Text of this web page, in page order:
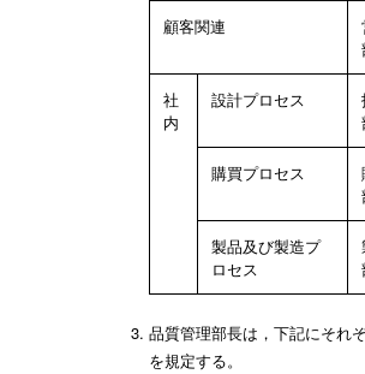
顧客関連
社
内
設計プロセス
購買プロセス
製品及び製造プ
ロセス
品質管理部長は，下記にそれ
を規定する。